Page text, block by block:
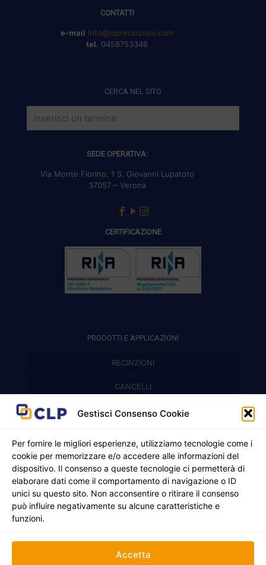
Gestisci Consenso Cookie
Per fornire le migliori esperienze, utilizziamo tecnologie come i
cookie per memorizzare e/o accedere alle informazioni del
dispositivo. Il consenso a queste tecnologie ci permetterà di
elaborare dati come il comportamento di navigazione o ID
unici su questo sito. Non acconsentire o ritirare il consenso
può influire negativamente su alcune caratteristiche e
funzioni.
Accetta
CONTATTI
e-mail info@clprecinzioni.com
tel. 0458753346
CERCA NEL SITO
SEDE OPERATIVA:
Via Monte Fiorino, 1 S. Giovanni Lupatoto
37057 – Verona
CERTIFICAZIONE
PRODOTTI E APPLICAZIONI
RECINZIONI
Recinzioni modulari
Recinzioni a pannelli
CANCELLI
Cancelli prefabbricati
Cancelli in ferro battuto
Cancelli a due ante
Cancelli scorrevoli
APPLICAZIONI
Griglie e chiusini
Inferriate
Nicchie per gas ed elettricità
© 2021 - 2026 CLP SRLS All Rights Reserved.
CF e P. IVA 05130250235 | Sede legale Via Alessandro
Credits:Creativart
CANCELLI